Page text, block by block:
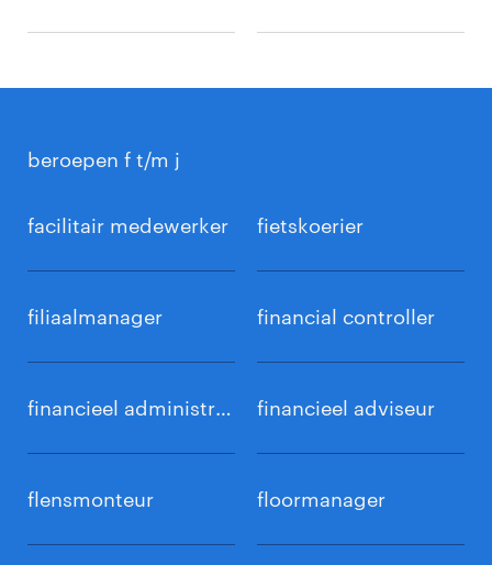
beroepen f t/m j
facilitair medewerker fietskoerier
filiaalmanager financial controller
financieel administratief medewerker financieel adviseur
flensmonteur floormanager